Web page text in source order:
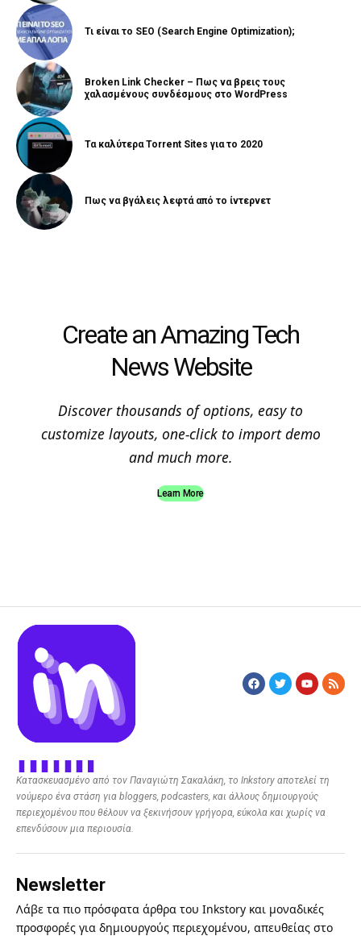
Τι είναι το SEO (Search Engine Optimization);
Broken Link Checker – Πως να βρεις τους
χαλασμένους συνδέσμους στο WordPress
Τα καλύτερα Torrent Sites για το 2020
Πως να βγάλεις λεφτά από το ίντερνετ
Create an Amazing Tech
News Website
Discover thousands of options, easy to
customize layouts, one-click to import demo
and much more.
Learn More
Κατασκευασμένο από τον Παναγιώτη Σακαλάκη, το Inkstory αποτελεί τη
νούμερο ένα στάση για bloggers, podcasters, και άλλους δημιουργούς
περιεχομένου που θέλουν να ξεκινήσουν γρήγορα, εύκολα και χωρίς να
επενδύσουν μια περιουσία.
Newsletter
Λάβε τα πιο πρόσφατα άρθρα του Inkstory και μοναδικές
προσφορές για δημιουργούς περιεχομένου, απευθείας στο